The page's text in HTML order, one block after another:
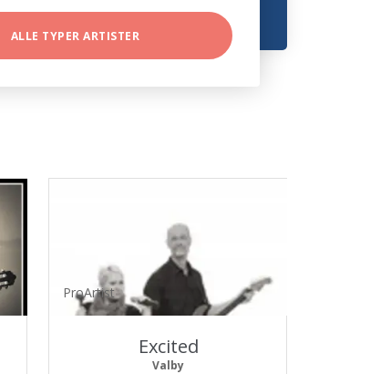
ALLE TYPER ARTISTER
ProArtist
Excited
Valby